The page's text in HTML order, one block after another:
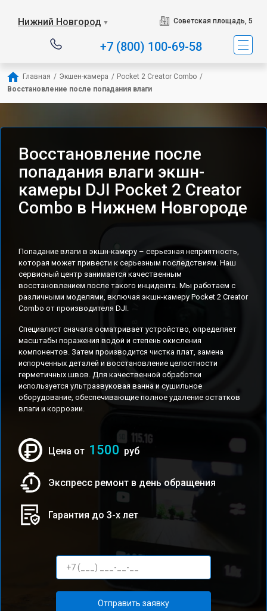
Нижний Новгород ▼ Советская площадь, 5
+7 (800) 100-69-58
Главная / Экшен-камера / Pocket 2 Creator Combo /
Восстановление после попадания влаги
Восстановление после
попадания влаги экшн-
камеры DJI Pocket 2 Creator
Combo в Нижнем Новгороде
Попадание влаги в экшн-камеру – серьезная неприятность,
которая может привести к серьезным последствиям. Наш
сервисный центр занимается качественным
восстановлением после такого инцидента. Мы работаем с
различными моделями, включая экшн-камеру Pocket 2 Creator
Combo от производителя DJI.
Специалист сначала осматривает устройство, определяет
масштабы поражения водой и степень окисления
компонентов. Затем производится чистка плат, замена
испорченных деталей и восстановление целостности
герметичных швов. Для качественной обработки
используется ультразвуковая ванна и сушильное
оборудование, обеспечивающие полное удаление остатков
влаги и коррозии.
Цена от 1500 руб
Экспресс ремонт в день обращения
Гарантия до 3-х лет
Отправить заявку